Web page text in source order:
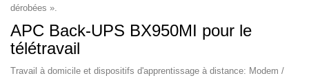
dérobées ».
APC Back-UPS BX950MI pour le
télétravail
Travail à domicile et dispositifs d'apprentissage à distance: Modem /